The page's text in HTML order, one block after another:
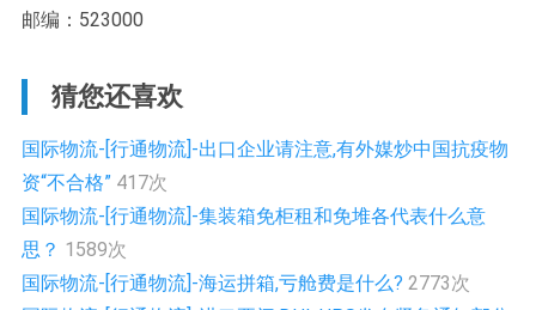
邮编：523000
猜您还喜欢
国际物流-[行通物流]-出口企业请注意,有外媒炒中国抗疫物
资“不合格” 417次
国际物流-[行通物流]-集装箱免柜租和免堆各代表什么意
思？ 1589次
国际物流-[行通物流]-海运拼箱,亏舱费是什么? 2773次